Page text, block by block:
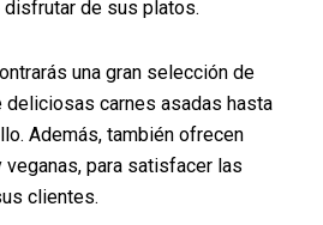
de sus platos.
una gran selección de
deliciosas carnes asadas hasta
Además, también ofrecen
para satisfacer las
clientes.